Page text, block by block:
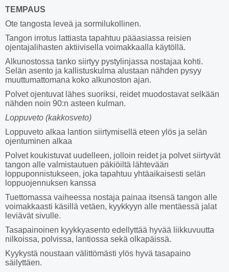
TEMPAUS
Ote tangosta leveä ja sormilukollinen.
Tangon irrotus lattiasta tapahtuu pääasiassa reisien
ojentajalihasten aktiivisella voimakkaalla käytöllä.
Alkunostossa tanko siirtyy pystylinjassa nostajaa kohti.
Selän asento ja kallistuskulma alustaan nähden pysyy
muuttumattomana koko alkunoston ajan.
Polvet ojentuvat lähes suoriksi, reidet muodostavat selkään
nähden noin 90:n asteen kulman.
Loppuveto (kakkosveto)
Loppuveto alkaa lantion siirtymisellä eteen ylös ja selän
ojentuminen alkaa
Polvet koukistuvat uudelleen, jolloin reidet ja polvet siirtyvät
tangon alle valmistautuen päkiöiltä lähtevään
loppuponnistukseen, joka tapahtuu yhtäaikaisesti selän
loppuojennuksen kanssa
Tuettomassa vaiheessa nostaja painaa itsensä tangon alle
voimakkaasti käsillä vetäen, kyykkyyn alle mentäessä jalat
leviävät sivulle.
Tasapainoinen kyykkyasento edellyttää hyvää liikkuvuutta
nilkoissa, polvissa, lantiossa sekä olkapäissä.
Kyykystä noustaan välittömästi ylös hyvä tasapaino
säilyttäen.